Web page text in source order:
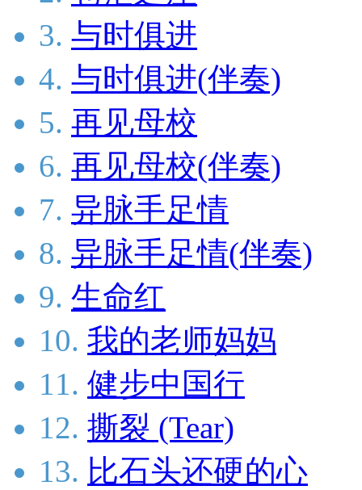
3. 与时俱进
4. 与时俱进(伴奏)
5. 再见母校
6. 再见母校(伴奏)
7. 异脉手足情
8. 异脉手足情(伴奏)
9. 生命红
10. 我的老师妈妈
11. 健步中国行
12. 撕裂 (Tear)
13. 比石头还硬的心